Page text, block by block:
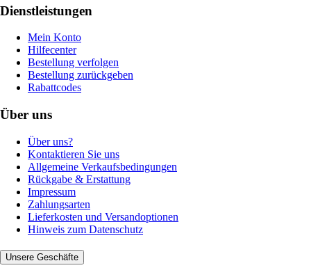
Dienstleistungen
Mein Konto
Hilfecenter
Bestellung verfolgen
Bestellung zurückgeben
Rabattcodes
Über uns
Über uns?
Kontaktieren Sie uns
Allgemeine Verkaufsbedingungen
Rückgabe & Erstattung
Impressum
Zahlungsarten
Lieferkosten und Versandoptionen
Hinweis zum Datenschutz
Unsere Geschäfte